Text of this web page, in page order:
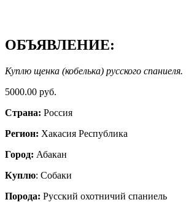
ОБЪЯВЛЕНИЕ:
Куплю щенка (кобелька) русского спаниеля.
5000.00 руб.
Страна: Россия
Регион: Хакасия Республика
Город: Абакан
Куплю: Собаки
Порода: Русский охотничий спаниель